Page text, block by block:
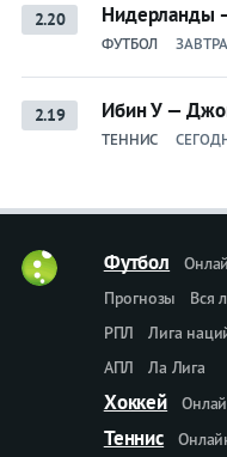
2.20 Нидерланды
ФУТБОЛ
2.19 Ибин У —
ТЕННИС
Футбол
Прогнозы
Вся
РПЛ
Лига
АПЛ
Ла Лига
Хоккей
Теннис